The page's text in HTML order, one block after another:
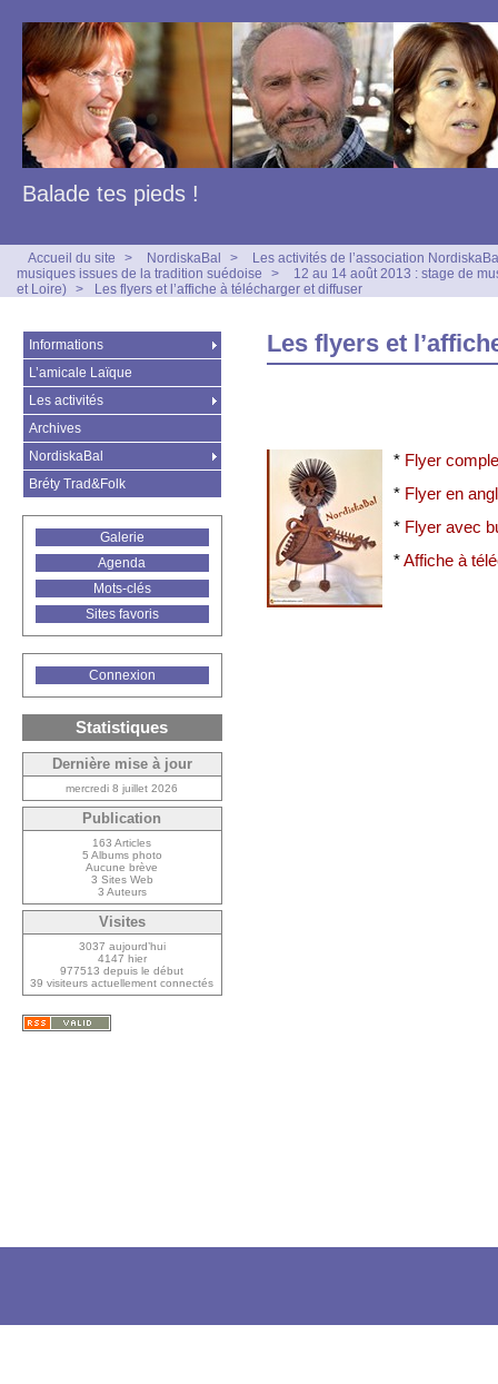
Balade tes pieds !
Accueil du site > NordiskaBal >
Les activités de l’association
musiques issues de la tradition suédoise
>
12 au 14 août 2013 : stage de
et Loire) > Les flyers et l’affiche à télécharger et diffuser
Les flyers et
* Flyer
* Flyer en
* Flyer avec
*Affiche à
Informations
L’amicale Laïque
Les activités
Archives
NordiskaBal
Bréty Trad&Folk
Galerie
Agenda
Mots-clés
Sites favoris
Connexion
Statistiques
Dernière mise à jour
mercredi 8 juillet 2026
Publication
163 Articles
5 Albums photo
Aucune brève
3 Sites Web
3 Auteurs
Visites
3037 aujourd’hui
4147 hier
977513 depuis le début
39 visiteurs actuellement connectés